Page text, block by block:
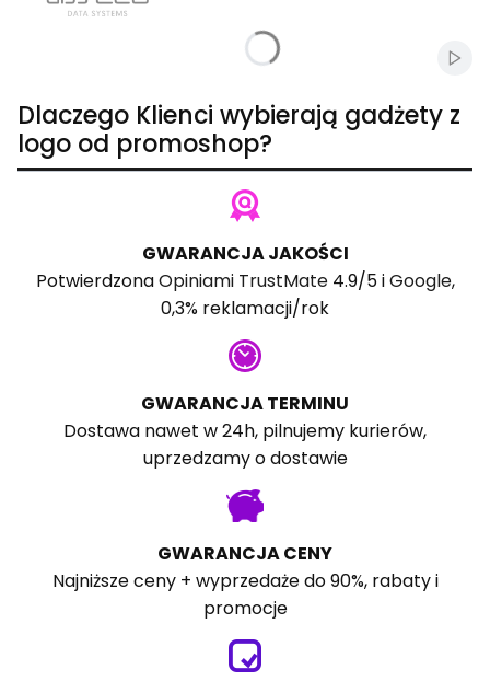
Dlaczego Klienci wybierają gadżety z
logo od promoshop?
GWARANCJA JAKOŚCI
PotwierdzonaOpiniami TrustMate4.9/5 iGoogle,
0,3% reklamacji/rok
GWARANCJA TERMINU
Dostawa nawet w 24h, pilnujemy kurierów,
uprzedzamy o dostawie
GWARANCJA CENY
Najniższe ceny + wyprzedaże do 90%, rabaty i
promocje